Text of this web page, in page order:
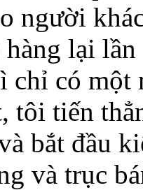
người
lại
chỉ có
tôi tiến
bắt đầu
và trục